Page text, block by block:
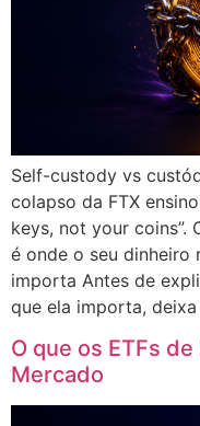
Self-custody vs
colapso da FTX
keys, not your
é onde o seu dinheiro
importa Antes de
que ela importa,
O que os ETFs
Mercado